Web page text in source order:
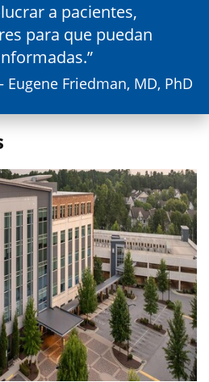
a pacientes,
para que puedan
Eugene Friedman, MD, PhD